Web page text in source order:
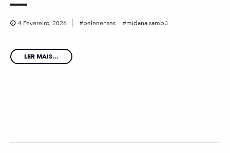
4 Fevereiro, 2026 belenenses midana sambú
LER MAIS...